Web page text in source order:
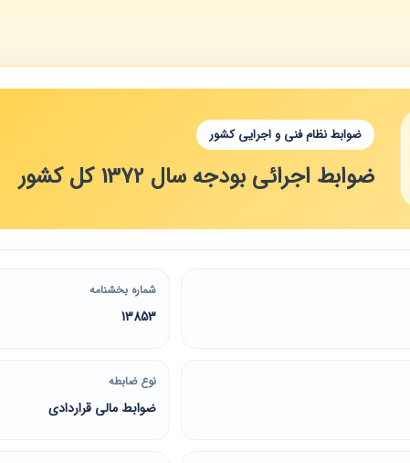
ضوابط نظام فنی و اجرایی کشور
ضوابط اجرائی بودجه سال 1372 کل کشور
شماره بخشنامه
13853
نوع ضابطه
ضوابط مالی قراردادی